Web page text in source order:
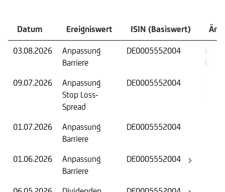
Datum Ereigniswert ISIN (Basiswert)
03.08.2026
Anpassung
Barriere
DE0005552004
09.07.2026
Anpassung
Stop Loss-
Spread
DE0005552004
01.07.2026
Anpassung
Barriere
DE0005552004
01.06.2026
Anpassung
Barriere
DE0005552004